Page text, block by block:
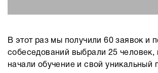
В этот раз мы получили 60 заявок и
собеседований выбрали 25 человек,
начали обучение и свой уникальный